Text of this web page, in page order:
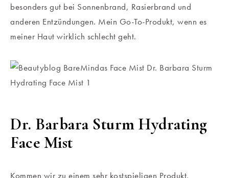
besonders gut bei Sonnenbrand, Rasierbrand und
anderen Entzündungen. Mein Go-To-Produkt, wenn es
meiner Haut wirklich schlecht geht.
Dr. Barbara Sturm Hydrating
Face Mist
Kommen wir zu einem sehr kostspieligen Produkt,